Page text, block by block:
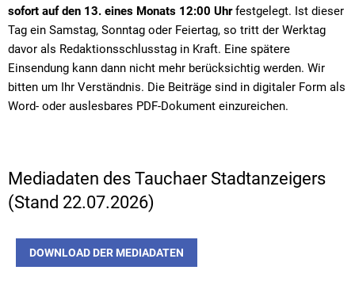
sofort auf den 13. eines Monats 12:00 Uhrfestgelegt. Ist dieser
Tag ein Samstag, Sonntag oder Feiertag, so tritt der Werktag
davor als Redaktionsschlusstag in Kraft. Eine spätere
Einsendung kann dann nicht mehr berücksichtig werden. Wir
bitten um Ihr Verständnis. Die Beiträge sind in digitaler Form als
Word- oder auslesbares PDF-Dokument einzureichen.
Mediadaten des Tauchaer Stadtanzeigers
(Stand 22.07.2026)
DOWNLOAD DER MEDIADATEN